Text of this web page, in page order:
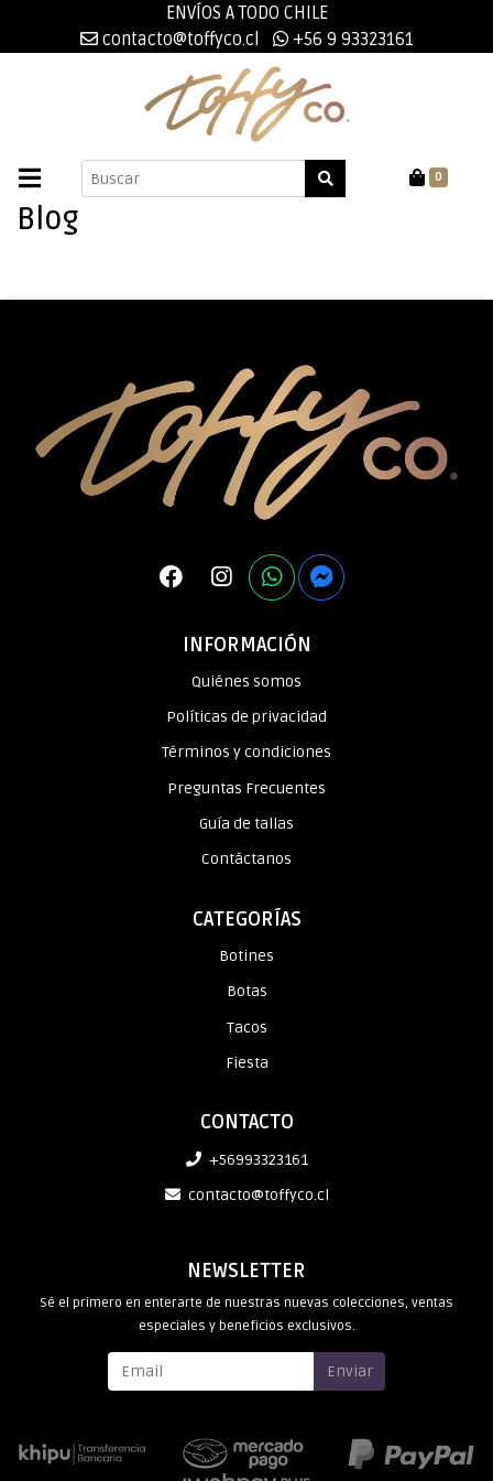
ENVÍOS A TODO CHILE
contacto@toffyco.cl
+56 9 93323161
0
Blog
INFORMACIÓN
Quiénes somos
Políticas de privacidad
Términos y condiciones
Preguntas Frecuentes
Guía de tallas
Contáctanos
CATEGORÍAS
Botines
Botas
Tacos
Fiesta
CONTACTO
+56993323161
contacto@toffyco.cl
NEWSLETTER
Sé el primero en enterarte de nuestras nuevas colecciones, ventas
especiales y beneficios exclusivos.
Enviar